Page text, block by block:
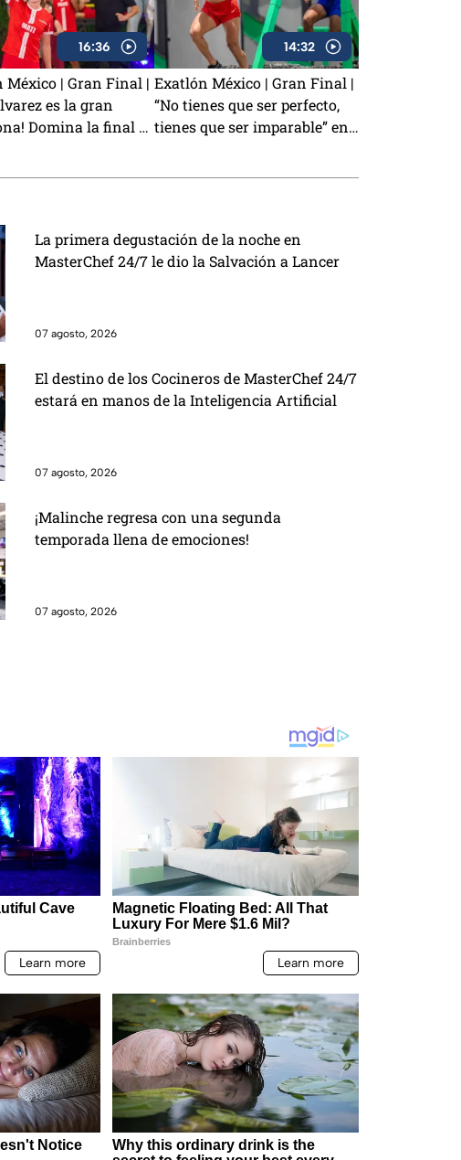
16:36
México | Gran Final |
es la gran
Domina la final y
14:32
Exatlón México | Gran Final |
“No tienes que ser perfecto,
tienes que ser imparable” en
La primera degustación de la noche en
MasterChef 24/7 le dio la Salvación a Lancer
07 agosto, 2026
El destino de los Cocineros de MasterChef 24/7
estará en manos de la Inteligencia Artificial
07 agosto, 2026
¡Malinche regresa con una segunda
temporada llena de emociones!
07 agosto, 2026